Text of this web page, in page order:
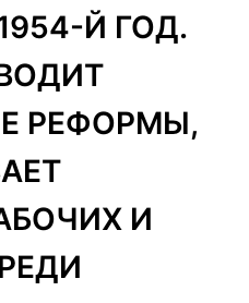
Й ГОД.
РЕФОРМЫ,
И